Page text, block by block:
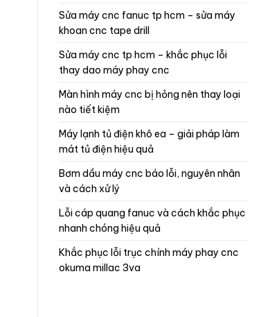
sửa máy cnc fanuc tp hcm – sửa máy
khoan cnc tape drill
sửa máy cnc tp hcm – khắc phục lỗi
thay dao máy phay cnc
màn hình máy cnc bị hỏng nên thay loại
nào tiết kiệm
máy lạnh tủ điện khô ea – giải pháp làm
mát tủ điện hiệu quả
bơm dầu máy cnc báo lỗi, nguyên nhân
và cách xử lý
lỗi cáp quang fanuc và cách khắc phục
nhanh chóng hiệu quả
khắc phục lỗi trục chính máy phay cnc
okuma millac 3va